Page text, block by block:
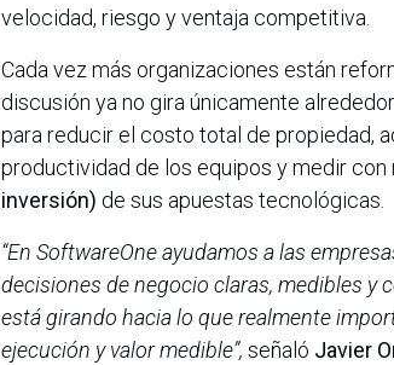
velocidad, riesgo y ventaja competitiva.
Cada vez más organizaciones están
discusión ya no gira únicamente
para reducir el costo total de propiedad,
productividad de los equipos y medir con
inversión) de sus apuestas tecnológicas.
“En SoftwareOne ayudamos a las
decisiones de negocio claras, medibles y
está girando hacia lo que realmente
ejecución y valor medible”, señaló Javier